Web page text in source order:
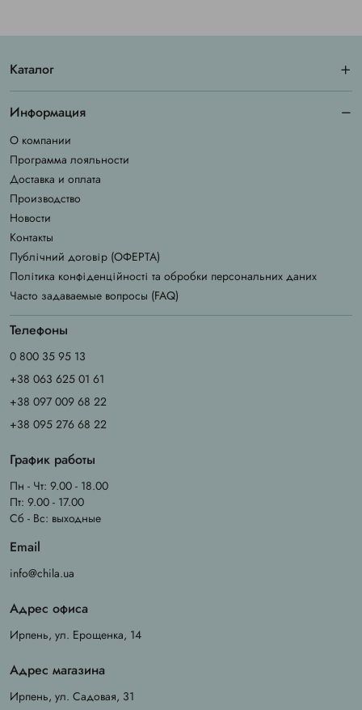
Каталог
Информация
О компании
Программа лояльности
Доставка и оплата
Производство
Новости
Контакты
Публічний договір (ОФЕРТА)
Політика конфіденційності та обробки персональних даних
Часто задаваемые вопросы (FAQ)
Телефоны
0 800 35 95 13
+38 063 625 01 61
+38 097 009 68 22
+38 095 276 68 22
График работы
Пн - Чт: 9.00 - 18.00
Пт: 9.00 - 17.00
Сб - Вс: выходные
Email
info@chila.ua
Адрес офиса
Ирпень, ул. Ерощенка, 14
Адрес магазина
Ирпень, ул. Садовая, 31